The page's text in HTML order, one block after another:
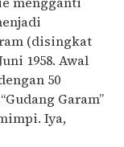
(disingkat
1958. Awal
50
Garam”
Iya,